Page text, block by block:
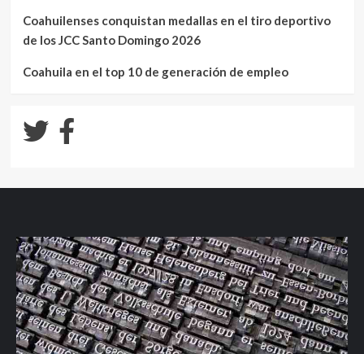
Coahuilenses conquistan medallas en el tiro deportivo
de los JCC Santo Domingo 2026
Coahuila en el top 10 de generación de empleo